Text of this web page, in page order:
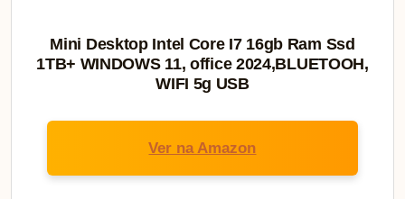
Mini Desktop Intel Core I7 16gb Ram Ssd
1TB+ WINDOWS 11, office 2024,BLUETOOH,
WIFI 5g USB
Ver na Amazon